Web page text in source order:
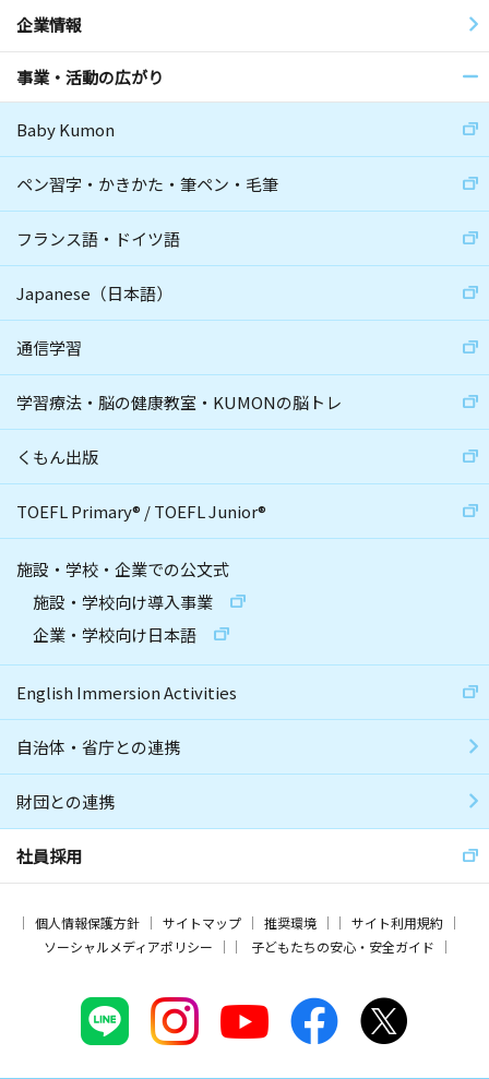
企業情報
事業・活動の広がり
Baby Kumon
ペン習字・かきかた・筆ペン・毛筆
フランス語・ドイツ語
Japanese（日本語）
通信学習
学習療法・脳の健康教室・KUMONの脳トレ
くもん出版
TOEFL Primary® /TOEFL Junior®
施設・学校・企業での公文式
施設・学校向け導入事業
企業・学校向け日本語
English Immersion Activities
自治体・省庁との連携
財団との連携
社員採用
個人情報保護方針 サイトマップ 推奨環境
サイト利用規約
ソーシャルメディアポリシー
子どもたちの安心・安全ガイド